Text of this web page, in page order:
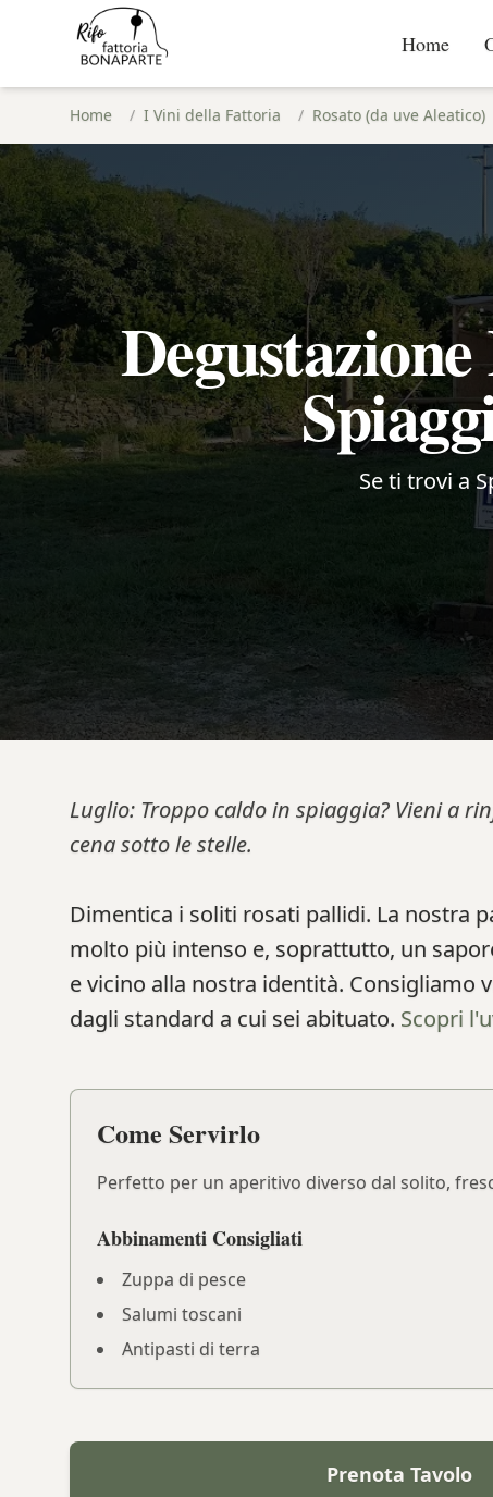
Home
Home / I Vini della Fattoria / Rosato (da uve Aleatico)
Se ti trovi a
Luglio: Troppo caldo in spiaggia? Vieni a
cena sotto le stelle.
Dimentica i soliti rosati pallidi. La nostra
molto più intenso e, soprattutto, un
e vicino alla nostra identità. Consigliamo
dagli standard a cui sei abituato. Scopri
Come Servirlo
Perfetto per un aperitivo diverso dal solito,
Abbinamenti Consigliati
Zuppa di pesce
Salumi toscani
Antipasti di terra
Prenota Tavolo